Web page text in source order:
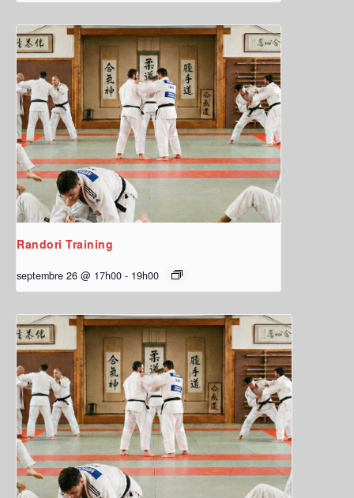
Randori Training
septembre 26 @ 17h00 - 19h00